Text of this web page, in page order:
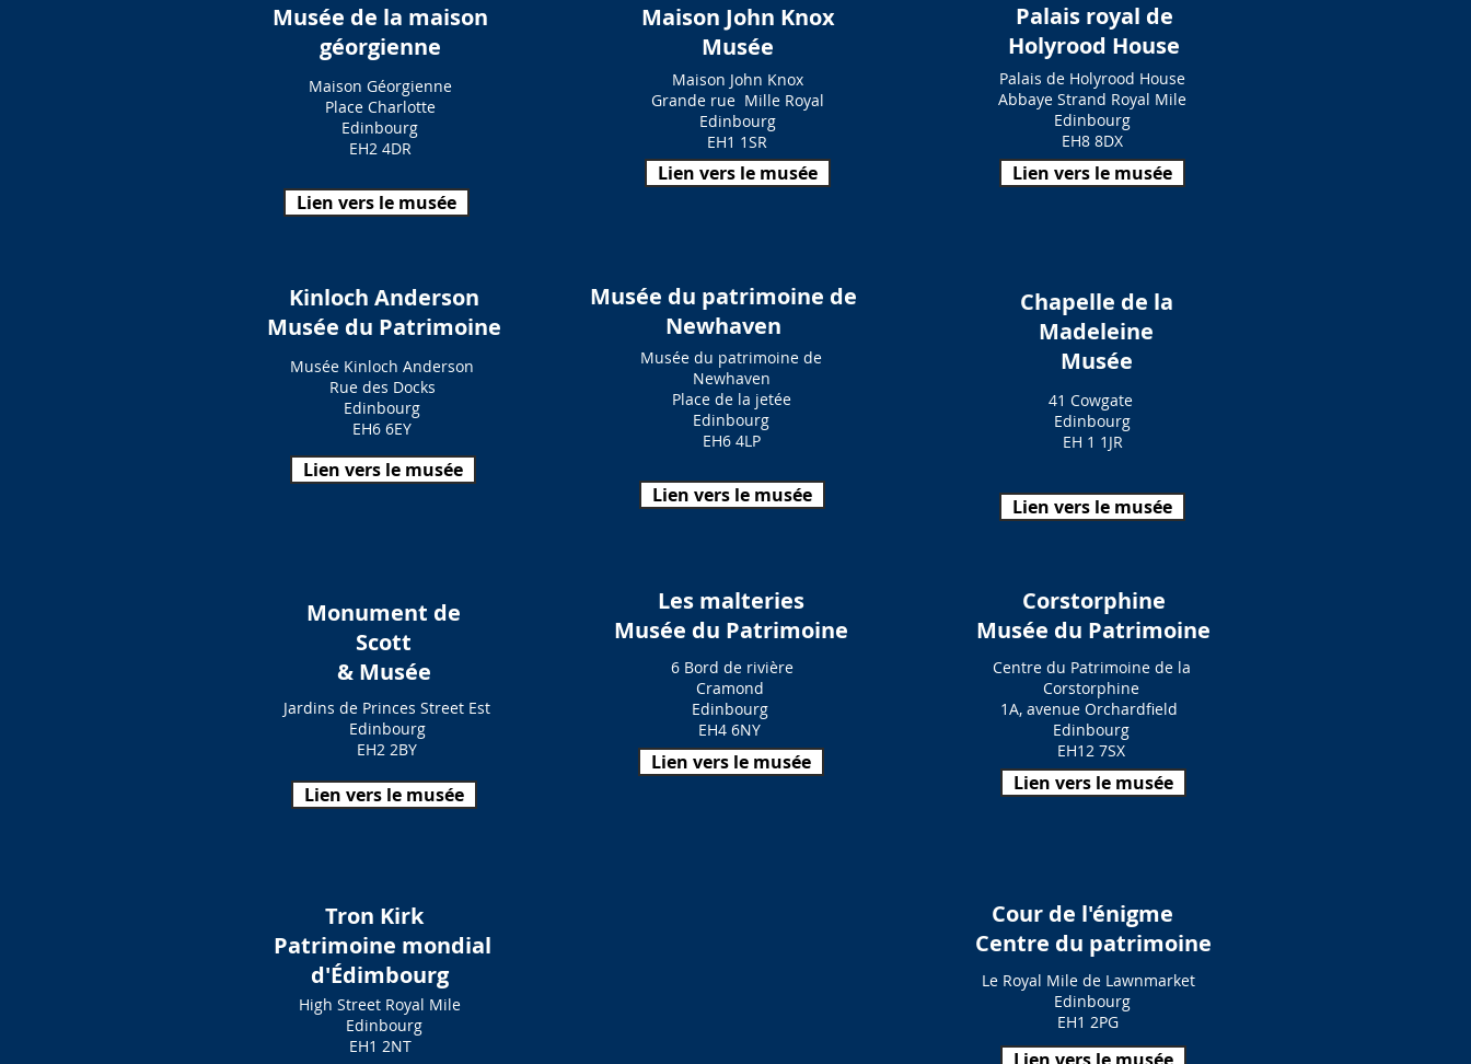
Musée de la maison
géorgienne
Maison Géorgienne
Place Charlotte
Edinbourg
EH2 4DR
Lien vers le musée
Maison John Knox
Musée
Maison John Knox
Grande rue Mille Royal
Edinbourg
EH1 1SR
Lien vers le musée
Palais royal de
Holyrood House
Palais de Holyrood House
Abbaye Strand Royal Mile
Edinbourg
EH8 8DX
Lien vers le musée
Kinloch Anderson
Musée du Patrimoine
Musée Kinloch Anderson
Rue des Docks
Edinbourg
EH6 6EY
Lien vers le musée
Musée du patrimoine de
Newhaven
Musée du patrimoine de
Newhaven
Place de la jetée
Edinbourg
EH6 4LP
Lien vers le musée
Chapelle de la
Madeleine
Musée
41 Cowgate
Edinbourg
EH 1 1JR
Lien vers le musée
Monument de
Scott
& Musée
Jardins de Princes Street Est
Edinbourg
EH2 2BY
Lien vers le musée
Les malteries
Musée du Patrimoine
6 Bord de rivière
Cramond
Edinbourg
EH4 6NY
Lien vers le musée
Corstorphine
Musée du Patrimoine
Centre du Patrimoine de la
Corstorphine
1A, avenue Orchardfield
Edinbourg
EH12 7SX
Lien vers le musée
Tron Kirk
Patrimoine mondial
d'Édimbourg
High Street Royal Mile
Edinbourg
EH1 2NT
Cour de l'énigme
Centre du patrimoine
Le Royal Mile de Lawnmarket
Edinbourg
EH1 2PG